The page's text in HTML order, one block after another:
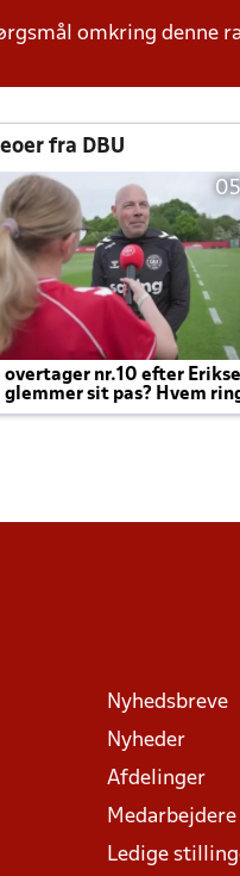
omkring denne
fra DBU
overtager nr.10 efter
glemmer sit pas? Hvem
altid til efter kampe?
Nyhedsbreve
Nyheder
Afdelinger
Medarbejdere
Ledige